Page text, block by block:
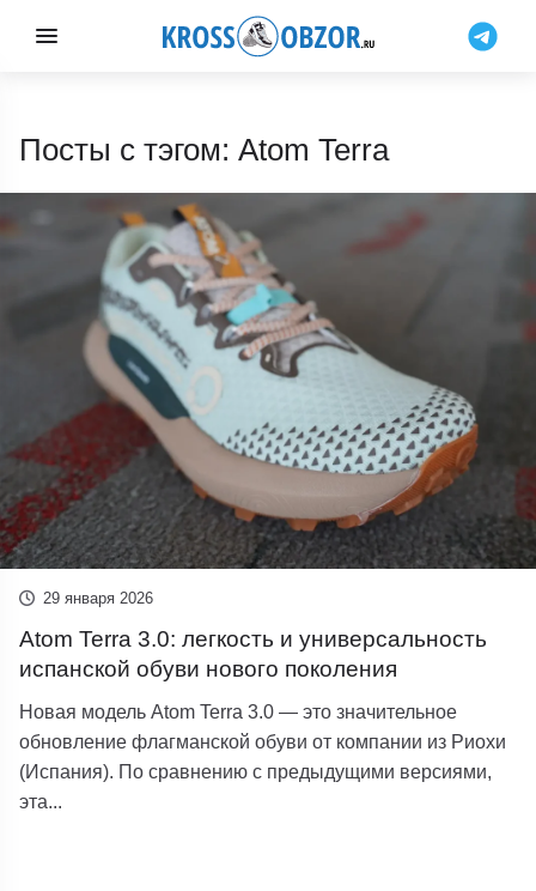
Посты с тэгом: Atom Terra
29 января 2026
Atom Terra 3.0: легкость и универсальность
испанской обуви нового поколения
Новая модель Atom Terra 3.0 — это значительное
обновление флагманской обуви от компании из Риохи
(Испания). По сравнению с предыдущими версиями,
эта...